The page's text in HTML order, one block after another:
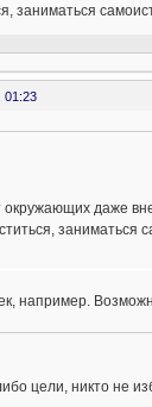
заниматься
01:23
окружающих даже
заниматься
например.
цели, никто не